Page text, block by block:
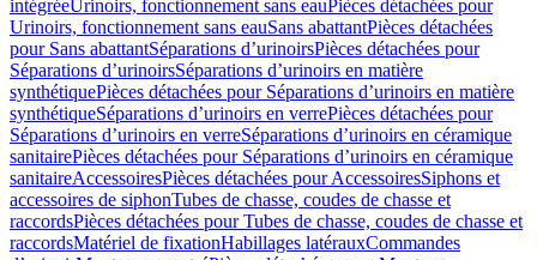
intégréeUrinoirs, fonctionnement sans eauPièces détachées pour
Urinoirs, fonctionnement sans eauSans abattantPièces détachées
pour Sans abattantSéparations d’urinoirsPièces détachées pour
Séparations d’urinoirsSéparations d’urinoirs en matière
synthétiquePièces détachées pour Séparations d’urinoirs en matière
synthétiqueSéparations d’urinoirs en verrePièces détachées pour
Séparations d’urinoirs en verreSéparations d’urinoirs en céramique
sanitairePièces détachées pour Séparations d’urinoirs en céramique
sanitaireAccessoiresPièces détachées pour AccessoiresSiphons et
accessoires de siphonTubes de chasse, coudes de chasse et
raccordsPièces détachées pour Tubes de chasse, coudes de chasse et
raccordsMatériel de fixationHabillages latérauxCommandes